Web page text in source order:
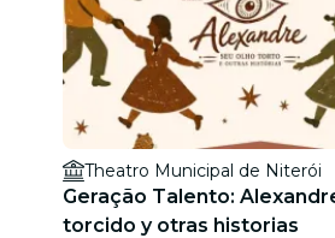
Theatro Municipal de Niterói
Geração Talento:
torcido y otras historias